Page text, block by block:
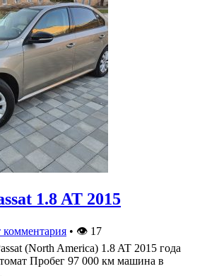
1.8 AT 2015
комментария • 👁 17
(North America) 1.8 AT 2015 года
Пробег 97 000 км машина в